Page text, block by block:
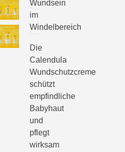
Wundsein
im
Windelbereich
Die
Calendula
Wundschutzcreme
schützt
empfindliche
Babyhaut
und
pflegt
wirksam